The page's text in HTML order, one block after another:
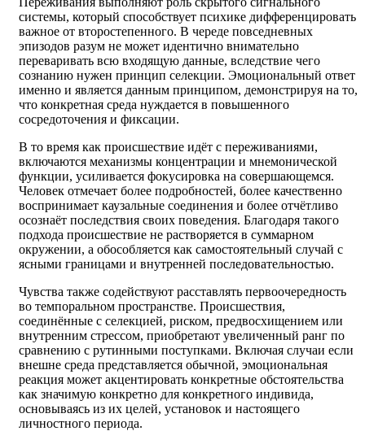
системы, который способствует психике дифференцировать
важное от второстепенного. В череде повседневных
эпизодов разум не может идентично внимательно
переваривать всю входящую данные, вследствие чего
сознанию нужен принцип селекции. Эмоциональный ответ
именно и является данным принципом, демонстрируя на то,
что конкретная среда нуждается в повышенного
сосредоточения и фиксации.
В то время как происшествие идёт с переживаниями,
включаются механизмы концентрации и мнемонической
функции, усиливается фокусировка на совершающемся.
Человек отмечает более подробностей, более качественно
воспринимает каузальные соединения и более отчётливо
осознаёт последствия своих поведения. Благодаря такого
подхода происшествие не растворяется в суммарном
окружении, а обособляется как самостоятельный случай с
ясными границами и внутренней последовательностью.
Чувства также содействуют расставлять первоочередность
во темпоральном пространстве. Происшествия,
соединённые с селекцией, риском, предвосхищением или
внутренним стрессом, приобретают увеличенный ранг по
сравнению с рутинными поступками. Включая случаи если
внешне среда представляется обычной, эмоциональная
реакция может акцентировать конкретные обстоятельства
как значимую конкретно для конкретного индивида,
основываясь из их целей, установок и настоящего
личностного периода.